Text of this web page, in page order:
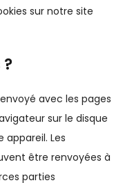
sur notre site
avec les pages
sur le disque
appareil. Les
être renvoyées à
parties